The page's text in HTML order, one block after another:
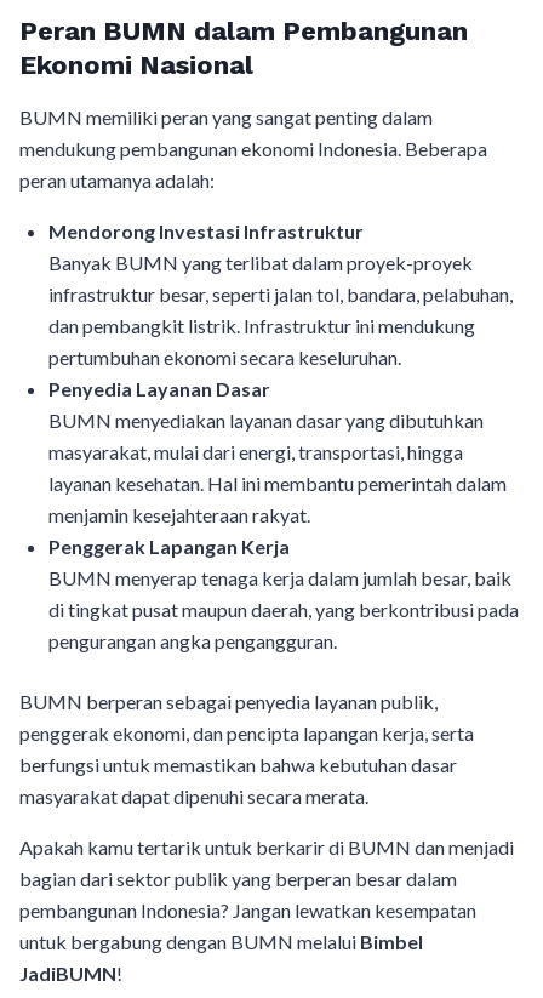
Peran BUMN dalam Pembangunan
Ekonomi Nasional
BUMN memiliki peran yang sangat penting dalam
mendukung pembangunan ekonomi Indonesia. Beberapa
peran utamanya adalah:
Mendorong Investasi Infrastruktur
Banyak BUMN yang terlibat dalam proyek-proyek
infrastruktur besar, seperti jalan tol, bandara, pelabuhan,
dan pembangkit listrik. Infrastruktur ini mendukung
pertumbuhan ekonomi secara keseluruhan.
Penyedia Layanan Dasar
BUMN menyediakan layanan dasar yang dibutuhkan
masyarakat, mulai dari energi, transportasi, hingga
layanan kesehatan. Hal ini membantu pemerintah dalam
menjamin kesejahteraan rakyat.
Penggerak Lapangan Kerja
BUMN menyerap tenaga kerja dalam jumlah besar, baik
di tingkat pusat maupun daerah, yang berkontribusi pada
pengurangan angka pengangguran.
BUMN berperan sebagai penyedia layanan publik,
penggerak ekonomi, dan pencipta lapangan kerja, serta
berfungsi untuk memastikan bahwa kebutuhan dasar
masyarakat dapat dipenuhi secara merata.
Apakah kamu tertarik untuk berkarir di BUMN dan menjadi
bagian dari sektor publik yang berperan besar dalam
pembangunan Indonesia? Jangan lewatkan kesempatan
untuk bergabung dengan BUMN melalui Bimbel
JadiBUMN!